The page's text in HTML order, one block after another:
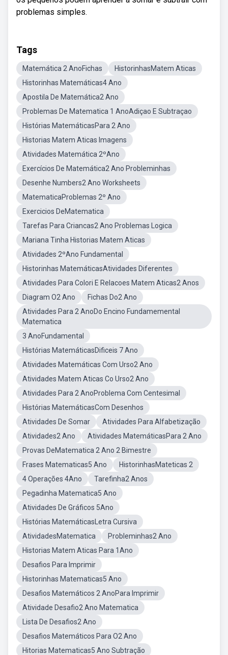
problemas simples.
Tags
Matemática 2 AnoFichas
HistorinhasMatem Aticas
Historinhas Matemáticas4 Ano
Apostila De Matemática2 Ano
Problemas De Matematica 1 AnoAdiçao E Subtraçao
Histórias MatemáticasPara 2 Ano
Historias Matem Aticas Imagens
Atividades Matemática 2ºAno
Exercícios De Matemática2 Ano Probleminhas
Desenhe Numbers2 Ano Worksheets
MatematicaProblemas 2º Ano
Exercicios DeMatematica
Tarefas Para Criancas2 Ano Problemas Logica
Mariana Tinha Historias Matem Aticas
Atividades 2ºAno Fundamental
Historinhas MatemáticasAtividades Diferentes
Atividades Para Colori E Relacoes Matem Aticas2 Anos
Diagram O2 Ano
Fichas Do2 Ano
Atividades Para 2 AnoDo Encino Fundamemental
Matematica
3 AnoFundamental
Histórias MatemáticasDificeis 7 Ano
Atividades Matemáticas Com Urso2 Ano
Atividades Matem Aticas Co Urso2 Ano
Atividades Para 2 AnoProblema Com Centesimal
Histórias MatemáticasCom Desenhos
Atividades De Somar
Atividades Para Alfabetização
Atividades2 Ano
Atividades MatemáticasPara 2 Ano
Provas DeMatematica 2 Ano 2 Bimestre
Frases Matematicas5 Ano
HistorinhasMateticas 2
4 Operações 4Ano
Tarefinha2 Anos
Pegadinha Matematica5 Ano
Atividades De Gráficos 5Ano
Histórias MatemáticasLetra Cursiva
AtividadesMatematica
Probleminhas2 Ano
Historias Matem Aticas Para 1Ano
Desafios Para Imprimir
Historinhas Matematicas5 Ano
Desafios Matemáticos 2 AnoPara Imprimir
Atividade Desafio2 Ano Matematica
Lista De Desafios2 Ano
Desafios Matemáticos Para O2 Ano
Hitorias Matematicas5 Ano Subtração